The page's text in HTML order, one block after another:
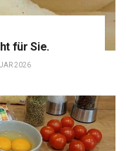
für Sie.
2026